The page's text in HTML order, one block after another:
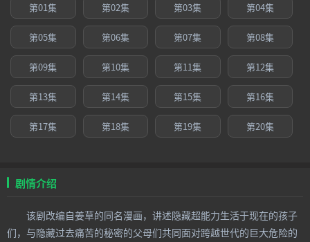
第01集 第02集 第03集 第04集
第05集 第06集 第07集 第08集
第09集 第10集 第11集 第12集
第13集 第14集 第15集 第16集
第17集 第18集 第19集 第20集
剧情介绍
该剧改编自姜草的同名漫画，讲述隐藏超能力生活于现在的孩子
们，与隐藏过去痛苦的秘密的父母们共同面对跨越世代的巨大危险的